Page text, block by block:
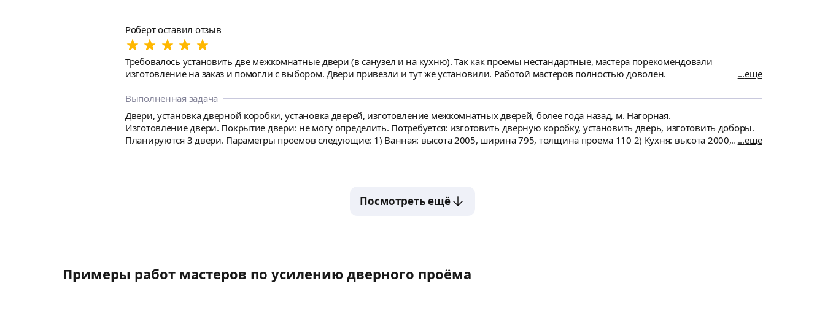
Роберт оставил отзыв
Требовалось установить две межкомнатные двери (в санузел и на кухню). Так как проемы нестандартные, мастера порекомендовали
изготовление на заказ и помогли с выбором. Двери привезли и тут же установили. Работой мастеров полностью доволен.
ещё
Выполненная задача
Двери, установка дверной коробки, установка дверей, изготовление межкомнатных дверей, более года назад, м. Нагорная.
Изготовление двери. Покрытие двери: не могу определить. Потребуется: изготовить дверную коробку, установить дверь, изготовить доборы.
Планируются 3 двери. Параметры проемов следующие: 1) Ванная: высота 2005, ширина 795, толщина проема 110 2) Кухня: высота 2000,
ещё
Посмотреть ещё
Примеры работ мастеров по усилению дверного проёма